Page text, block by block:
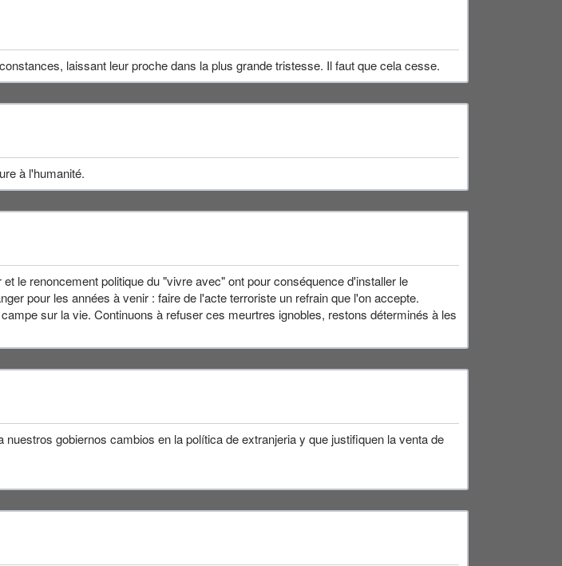
laissant leur proche dans la plus grande tristesse. Il faut que cela cesse.
à l'humanité.
le renoncement politique du "vivre avec" ont pour conséquence d'installer le
pour les années à venir : faire de l'acte terroriste un refrain que l'on accepte.
sur la vie. Continuons à refuser ces meurtres ignobles, restons déterminés à les
gobiernos cambios en la política de extranjeria y que justifiquen la venta de